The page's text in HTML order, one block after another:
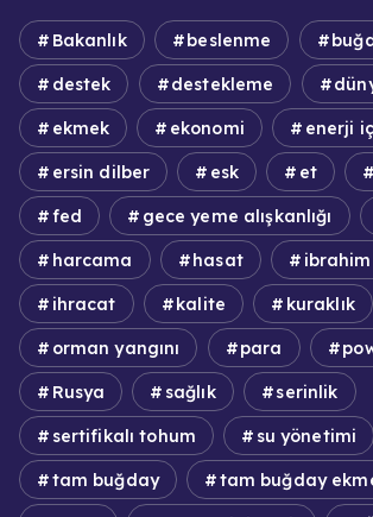
Bakanlık beslenme
destek destekleme
ekmek ekonomi enerji
ersin dilber esk et
fed gece yeme alışkanlığı
harcama hasat ibrahim
ihracat kalite kuraklık
orman yangını para
Rusya sağlık serinlik
sertifikalı tohum su yönetimi
tam buğday tam buğday